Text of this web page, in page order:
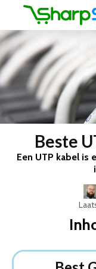
Beste
Een UTP kabel is